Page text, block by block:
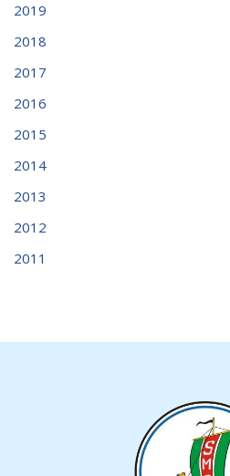
2019
2018
2017
2016
2015
2014
2013
2012
2011